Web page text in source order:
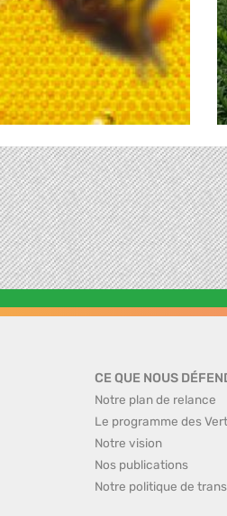
CE QUE NOUS
Notre plan de relance
Le programme des
Notre vision
Nos publications
Notre politique de